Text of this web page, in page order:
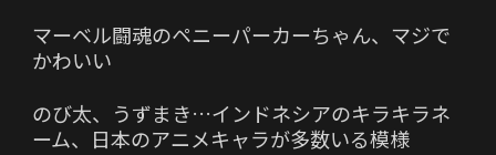
マーベル闘魂のペニーパーカーちゃん、マジで
かわいい
のび太、うずまき…インドネシアのキラキラネ
ーム、日本のアニメキャラが多数いる模様